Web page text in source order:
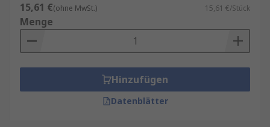
15,61 €(ohne MwSt.) 15,61 €/Stück
Menge
Hinzufügen
Datenblätter